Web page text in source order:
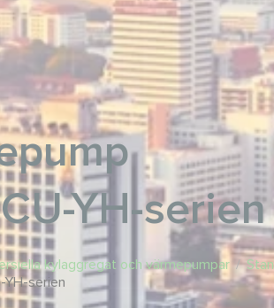
YH-serien
kylaggregat och värmepumpar /
YH-serien